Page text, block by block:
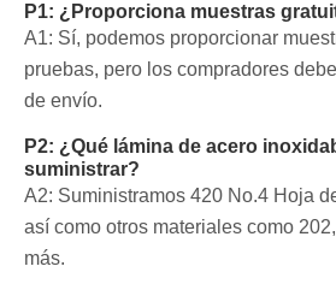
P1: ¿Proporciona muestras
A1: Sí, podemos proporcionar
pruebas, pero los compradores
de envío.
P2: ¿Qué lámina de acero
suministrar?
A2: Suministramos 420 No.4 Hoja
así como otros materiales como
más.